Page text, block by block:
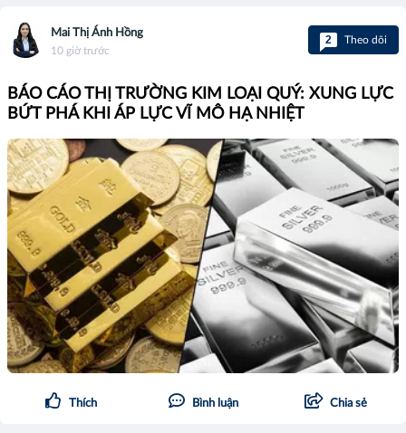
Mai Thị Ánh Hồng
10 giờ trước
2 Theo dõi
BÁO CÁO THỊ TRƯỜNG KIM LOẠI QUÝ: XUNG LỰC
BỨT PHÁ KHI ÁP LỰC VĨ MÔ HẠ NHIỆT
Thích Bình luận Chia sẻ